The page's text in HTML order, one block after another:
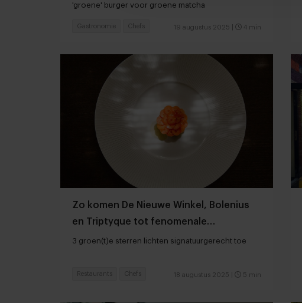
'groene' burger voor groene matcha
19 augustus 2025 4 min
Gastronomie Chefs
Zo komen De Nieuwe Winkel, Bolenius
en Triptyque tot fenomenale
plantaardige gerechten
3 groen(t)e sterren lichten signatuurgerecht toe
18 augustus 2025 5 min
Restaurants Chefs